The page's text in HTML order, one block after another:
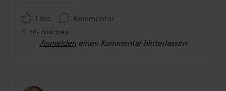
Like Kommentar
369 Ansichten
Anmelden einen Kommentar hinterlassen